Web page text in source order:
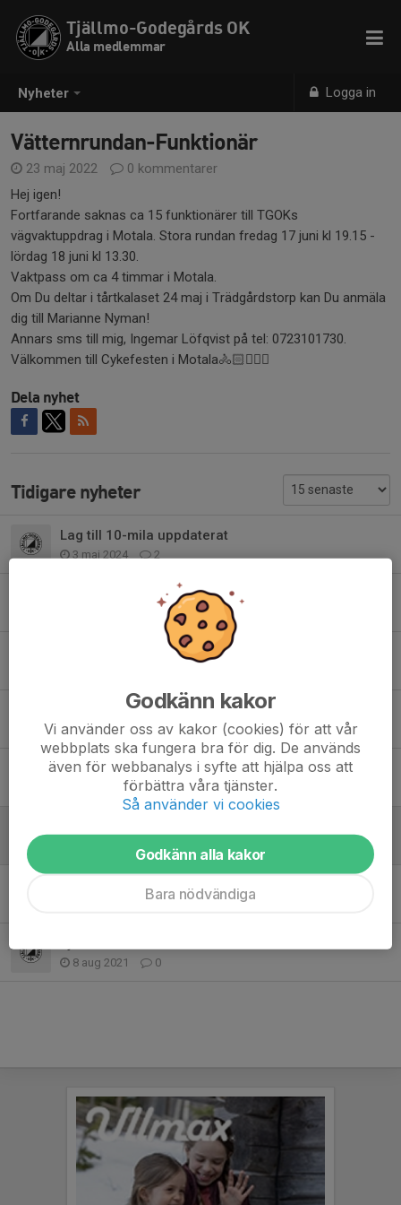
Nyheter Logga in
Tjällmo-Godegårds OK
Alla medlemmar
Vätternrundan-Funktionär
23 maj 2022
0 kommentarer
Hej igen!
Fortfarande saknas ca 15 funktionärer till TGOKs
vägvaktuppdrag i Motala. Stora rundan fredag 17 juni kl 19.15 -
lördag 18 juni kl 13.30.
Vaktpass om ca 4 timmar i Motala.
Om Du deltar i tårtkalaset 24 maj i Trädgårdstorp kan Du anmäla
dig till Marianne Nyman!
Annars sms till mig, Ingemar Löfqvist på tel: 0723101730.
Välkommen till Cykefesten i Motala🚴🏻🚴🏻‍♀️
Dela nyhet
Tidigare nyheter
Lag till 10-mila uppdaterat
3 maj 2024 2
Kolmårdskavlen Lagändringar
Lag till Måsenstafetten
Vätternrundan 2023
22 maj 2023 0
Vätternrundan 2023 - Funktionär
13 feb 2023 4
0
8 aug 2021 0
Godkänn kakor
Vi använder oss av kakor (cookies) för att vår
webbplats ska fungera bra för dig. De används
även för webbanalys i syfte att hjälpa oss att
förbättra våra tjänster.
Så använder vi cookies
Godkänn alla kakor
Bara nödvändiga